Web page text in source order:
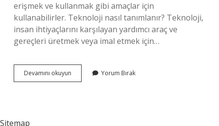
erişmek ve kullanmak gibi amaçlar için
kullanabilirler. Teknoloji nasıl tanımlanır? Teknoloji,
insan ihtiyaçlarını karşılayan yardımcı araç ve
gereçleri üretmek veya imal etmek için…
Devamını okuyun Teknoloji
Bir
Yorum Bırak
Sitemap